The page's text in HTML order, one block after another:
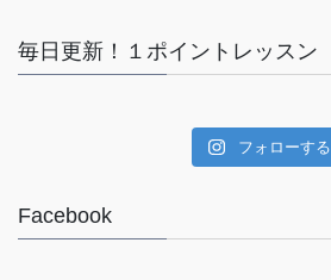
毎日更新！１ポイントレッスン
フォローする
Facebook